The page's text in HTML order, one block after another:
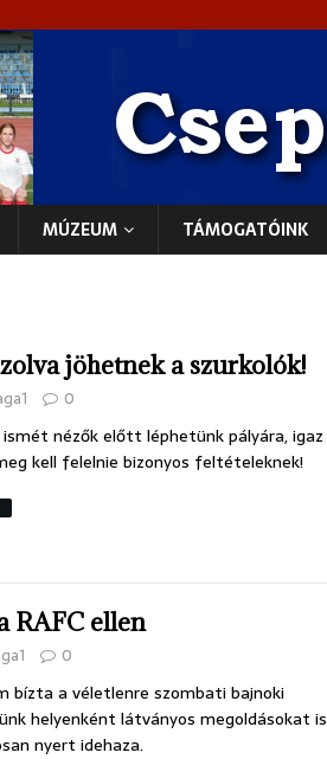
MÚZEUM TÁMOGATÓINK
jöhetnek a szurkolók!
0
nézők előtt léphetünk pályára, igaz
kell felelnie bizonyos feltételeknek!
RAFC ellen
0
bízta a véletlenre szombati bajnoki
helyenként látványos megoldásokat is
nyert idehaza.